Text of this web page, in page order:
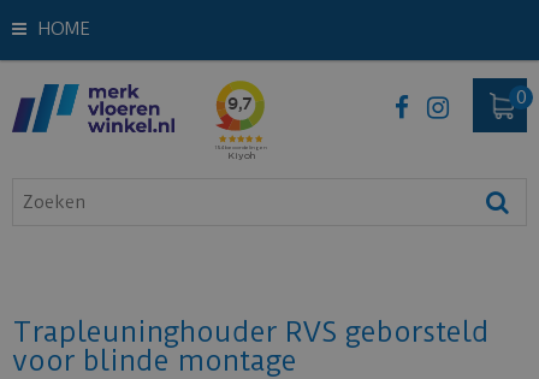
HOME
Trapleuninghouder RVS geborsteld
voor blinde montage